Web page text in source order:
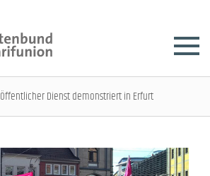
Öffentlicher Dienst demonstriert in Erfurt